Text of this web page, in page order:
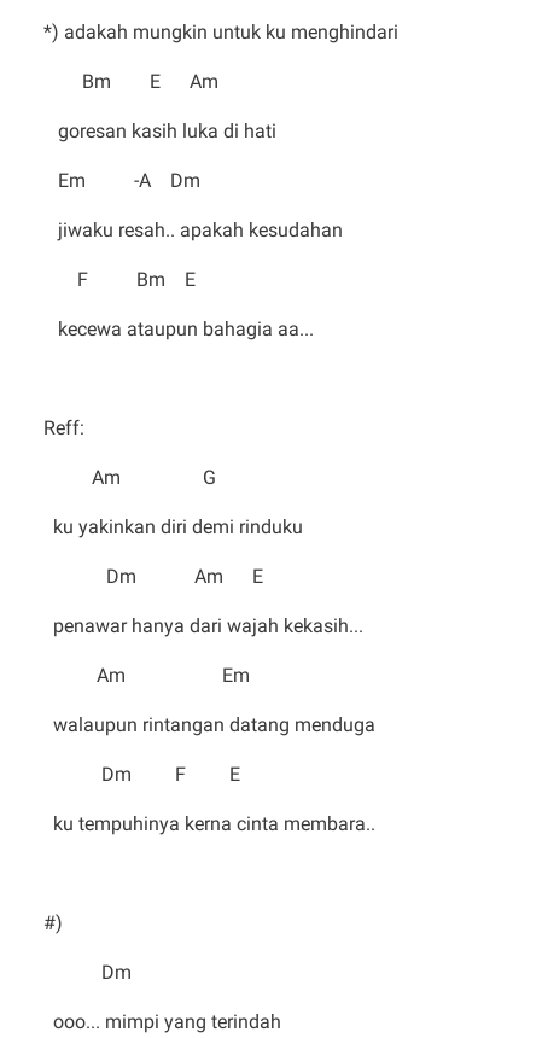
*) adakah mungkin untuk ku menghindari
Bm E Am
goresan kasih luka di hati
Em -A Dm
jiwaku resah.. apakah kesudahan
F Bm E
kecewa ataupun bahagia aa...
Reff:
Am G
ku yakinkan diri demi rinduku
Dm Am E
penawar hanya dari wajah kekasih...
Am Em
walaupun rintangan datang menduga
Dm F E
ku tempuhinya kerna cinta membara..
#)
Dm
ooo... mimpi yang terindah